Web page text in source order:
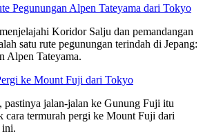
Pegunungan Alpen Tateyama dari Tokyo
Koridor Salju dan pemandangan
satu rute pegunungan terindah di Jepang:
Alpen Tateyama.
ke Mount Fuji dari Tokyo
pastinya jalan-jalan ke Gunung Fuji itu
cara termurah pergi ke Mount Fuji dari
ini.